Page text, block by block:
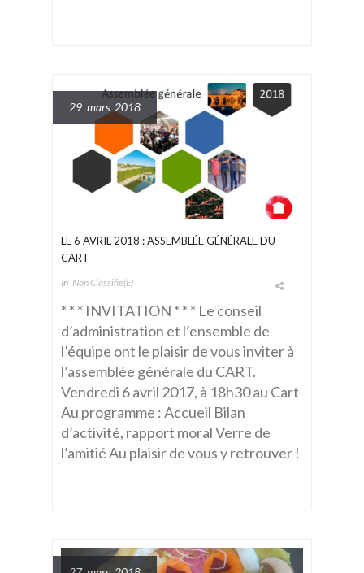
29 mars 2018
LE 6 AVRIL 2018 : ASSEMBLÉE GÉNÉRALE DU
CART
In Non Classifié(e)
* * * INVITATION * * * Le conseil
d’administration et l’ensemble de
l’équipe ont le plaisir de vous inviter à
l’assemblée générale du CART.
Vendredi 6 avril 2017, à 18h30 au Cart
Au programme : Accueil Bilan
d’activité, rapport moral Verre de
l’amitié Au plaisir de vous y retrouver !